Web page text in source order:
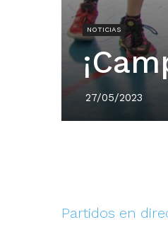
NOTICIAS
27/05/2023
Partidos en